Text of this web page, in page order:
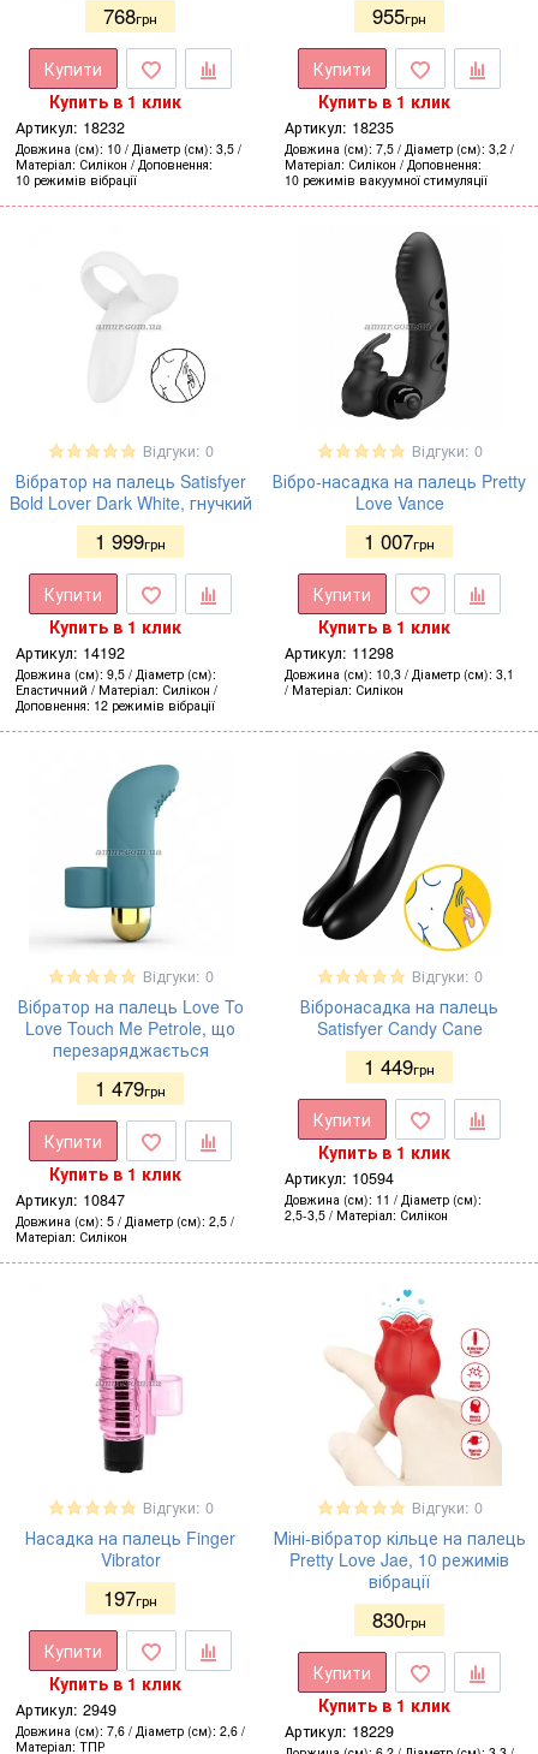
768грн
Купити
Купить в 1 клик
Артикул: 18232
Довжина (см) 10 Діаметр (см) 3,5
Матеріал Силікон
Доповнення
10 режимів вібрації
955грн
Купити
Купить в 1 клик
Артикул: 18235
Довжина (см) 7,5 Діаметр (см) 3,2
Матеріал Силікон
Доповнення
10 режимів вакуумної стимуляції
Відгуки: 0
Вібратор на палець Satisfyer
Bold Lover Dark White, гнучкий
1 999грн
Купити
Купить в 1 клик
Артикул: 14192
Довжина (см) 9,5 Діаметр (см)
Еластичний
Матеріал Силікон
Доповнення 12 режимів вібрації
Відгуки: 0
Вібро-насадка на палець Pretty
Love Vance
1 007грн
Купити
Купить в 1 клик
Артикул: 11298
Довжина (см) 10,3 Діаметр (см) 3,1
Матеріал Силікон
Відгуки: 0
Вібратор на палець Love To
Love Touch Me Petrole, що
перезаряджається
1 479грн
Купити
Купить в 1 клик
Артикул: 10847
Довжина (см) 5 Діаметр (см) 2,5
Матеріал Силікон
Відгуки: 0
Вібронасадка на палець
Satisfyer Candy Cane
1 449грн
Купити
Купить в 1 клик
Артикул: 10594
Довжина (см) 11
Діаметр (см)
2,5-3,5
Матеріал Силікон
Відгуки: 0
Насадка на палець Finger
Vibrator
197грн
Купити
Купить в 1 клик
Артикул: 2949
Довжина (см) 7,6 Діаметр (см) 2,6
Матеріал ТПР
Відгуки: 0
Міні-вібратор кільце на палець
Pretty Love Jae, 10 режимів
вібрації
830грн
Купити
Купить в 1 клик
Артикул: 18229